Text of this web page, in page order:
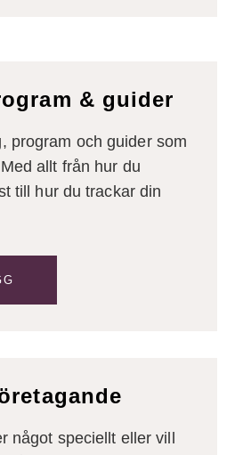
& guider
program och guider som
allt från hur du
till hur du trackar din
något speciellt eller vill